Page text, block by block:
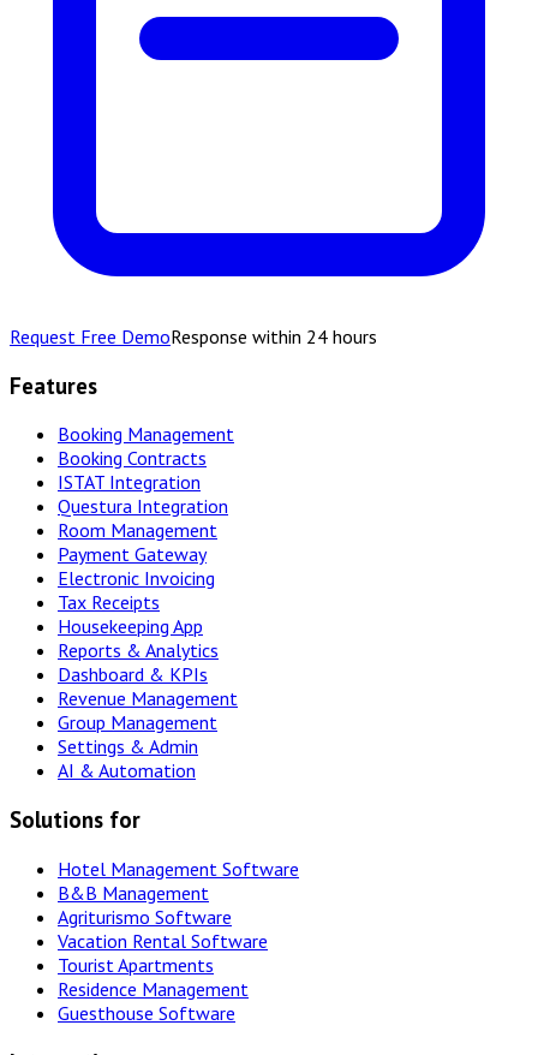
Request Free DemoResponse within 24 hours
Features
Booking Management
Booking Contracts
ISTAT Integration
Questura Integration
Room Management
Payment Gateway
Electronic Invoicing
Tax Receipts
Housekeeping App
Reports & Analytics
Dashboard & KPIs
Revenue Management
Group Management
Settings & Admin
AI & Automation
Solutions for
Hotel Management Software
B&B Management
Agriturismo Software
Vacation Rental Software
Tourist Apartments
Residence Management
Guesthouse Software